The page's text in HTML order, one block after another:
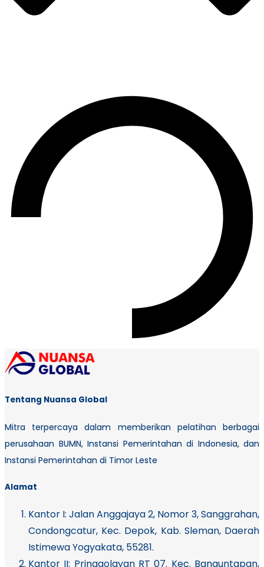
Tentang Nuansa Global
Mitra terpercaya dalam memberikan pelatihan berbagai
perusahaan BUMN, Instansi Pemerintahan di Indonesia, dan
Instansi Pemerintahan di Timor Leste
Alamat
Kantor I: Jalan Anggajaya 2, Nomor 3, Sanggrahan,
Condongcatur, Kec. Depok, Kab. Sleman, Daerah
Istimewa Yogyakata, 55281.
Kantor II: Pringgolayan RT 07. Kec. Banguntapan,